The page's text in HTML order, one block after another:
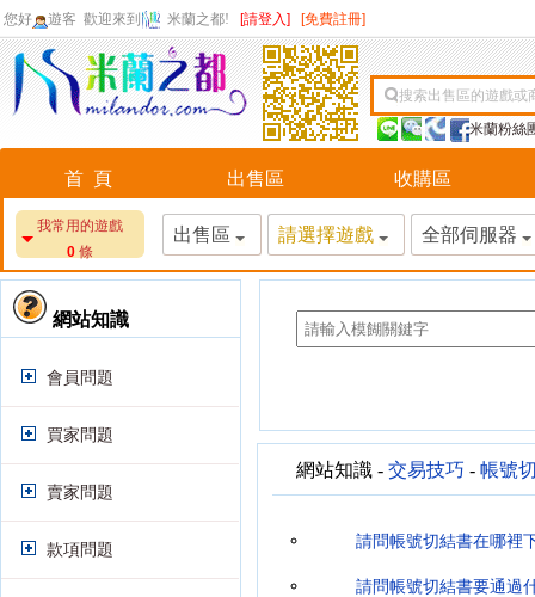
您好 遊客 歡迎來到 米蘭之都! [請登入] [免費註冊]
搜索出售區的遊戲或
米蘭粉絲
首 頁 出售區 收購區
我常用的遊戲
0 條
出售區 請選擇遊戲 全部伺服器
網站知識
會員問題
買家問題
賣家問題
款項問題
網站知識 - 交易技巧 - 帳號
請問帳號切結書在哪裡
請問帳號切結書要通過